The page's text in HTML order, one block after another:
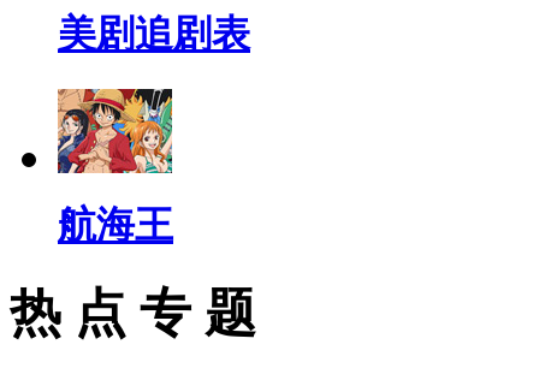
美剧追剧表
航海王
热 点 专 题